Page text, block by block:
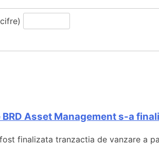
Asset Management s-a
finalizata tranzactia de vanzare a